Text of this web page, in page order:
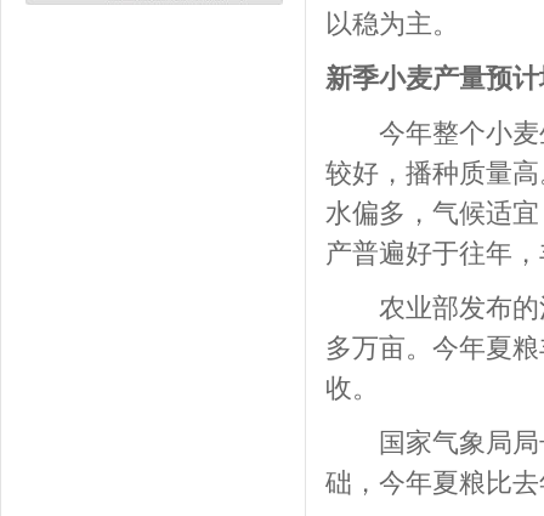
以稳为主。
新季小麦产量预
今年整个小麦
较好，播种质量
水偏多，气候适
产普遍好于往年
农业部发布的消
多万亩。今年夏
收。
国家气象局局
础，今年夏粮比